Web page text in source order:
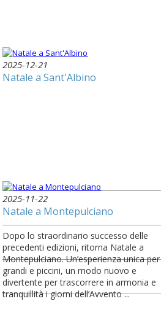
2025-12-21
Natale a Sant'Albino
2025-11-22
Natale a Montepulciano
Dopo lo straordinario successo delle
precedenti edizioni, ritorna Natale a
Montepulciano. Un’esperienza unica per
grandi e piccini, un modo nuovo e
divertente per trascorrere in armonia e
tranquillità i giorni dell’Avvento ...